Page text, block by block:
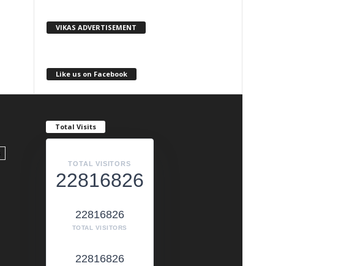
VIKAS ADVERTISEMENT
Like us on Facebook
Total Visits
TOTAL VISITORS
22816826
22816826
TOTAL VISITORS
22816826